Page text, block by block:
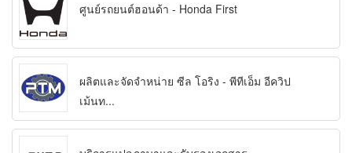
ศูนย์รถยนต์ฮอนด้า - Honda First
ผลิตและจัดจำหน่าย ซีล โอริง - พีทีเอ็ม อีควิป
เม้นท...